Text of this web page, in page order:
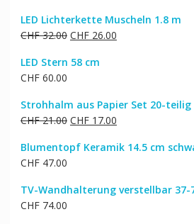
war:
CHF 99.00
ist:
CHF 80.00.
LED Lichterkette Muscheln 1.8 m
CHF32.00 Ursprünglicher
war:
CHF26.00Aktueller
LED Stern 58 cm
CHF60.00
Strohhalm aus Papier Set 20-teilig
CHF21.00 Ursprünglicher
war:
CHF17.00Aktueller
ist:
Blumentopf Keramik 14.5 cm
CHF47.00
TV-Wandhalterung verstellbar 37-
CHF74.00